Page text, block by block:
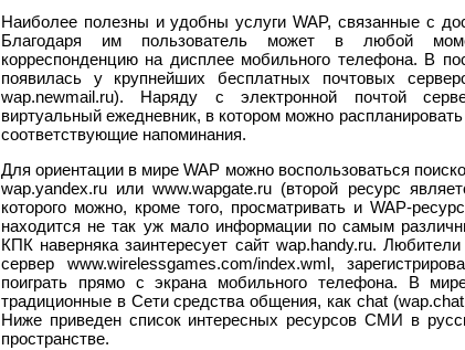
Наиболее полезны и удобны услуги WAP, связанные с
Благодаря им пользователь может в любой
корреспонденцию на дисплее мобильного телефона. В
появилась у крупнейших бесплатных почтовых
wap.newmail.ru). Наряду с электронной почтой
виртуальный ежедневник, в котором можно
соответствующие напоминания.
Для ориентации в мире WAP можно воспользоваться
wap.yandex.ru или www.wapgate.ru (второй ресурс
которого можно, кроме того, просматривать и WAP-
находится не так уж мало информации по самым
КПК наверняка заинтересует сайт wap.handy.ru.
сервер www.wirelessgames.com/index.wml,
поиграть прямо с экрана мобильного телефона. В
традиционные в Сети средства общения, как chat
Ниже приведен список интересных ресурсов СМИ в
пространстве.